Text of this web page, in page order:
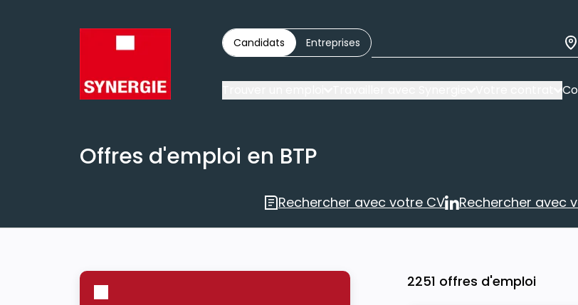
Candidats Entreprises
Offres d'emploi en BTP
Rechercher avec votre CV
Rechercher avec votre CV Rechercher avec
2251 offres d'emploi